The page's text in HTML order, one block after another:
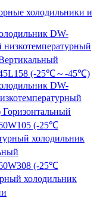
холодильники и
DW-
45L158 (-25℃～-45℃)
DW-
Горизонтальный
(-25℃
холодильник
(-25℃
холодильник